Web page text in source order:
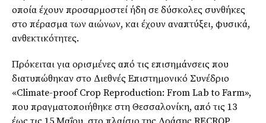
οποία έχουν προσαρμοστεί ήδη σε δύσκολες συνθήκες
στο πέρασμα των αιώνων, και έχουν αναπτύξει, φυσικά,
ανθεκτικότητες.
Πρόκειται για ορισμένες από τις επισημάνσεις που
διατυπώθηκαν στο Διεθνές Επιστημονικό Συνέδριο
«Climate-proof Crop Reproduction: From Lab to Farm»,
που πραγματοποιήθηκε στη Θεσσαλονίκη, από τις 13